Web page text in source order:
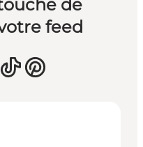
de
feed